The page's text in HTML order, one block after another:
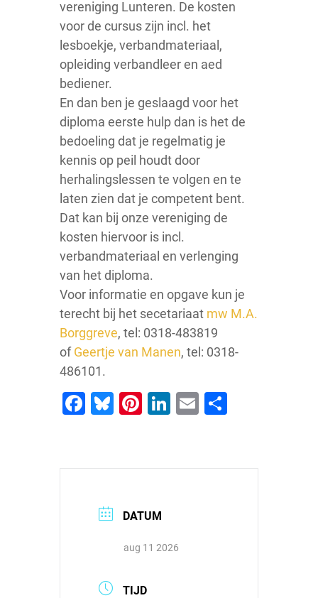
vereniging Lunteren. De kosten
voor de cursus zijn incl. het
lesboekje, verbandmateriaal,
opleiding verbandleer en aed
bediener.
En dan ben je geslaagd voor het
diploma eerste hulp dan is het de
bedoeling dat je regelmatig je
kennis op peil houdt door
herhalingslessen te volgen en te
laten zien dat je competent bent.
Dat kan bij onze vereniging de
kosten hiervoor is incl.
verbandmateriaal en verlenging
van het diploma.
Voor informatie en opgave kun je
terecht bij het secetariaat mw M.A.
Borggreve, tel: 0318-483819
ofGeertje van Manen, tel: 0318-
486101.
Facebook
Bluesky
Pinterest
LinkedIn
Email
DATUM
aug 11 2026
TIJD